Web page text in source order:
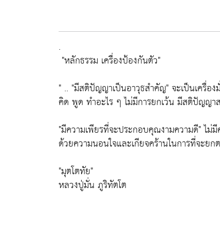
.
"หลักธรรม เครื่องป้องกันตัว"
" .. "มีสติปัญญาเป็นอาวุธสำคัญ"จะเป็นเครื่
คิด พูด ทำอะไร ๆ ไม่มีการยกเว้น มีสติปัญญ
"มีความเพียรที่จะประกอบคุณงามความดี"ไม่
ด้วยความนอนใจและเกียจคร้านในการที่จะย
"มุตโตทัย"
หลวงปู่มั่น ภูริทัตโต